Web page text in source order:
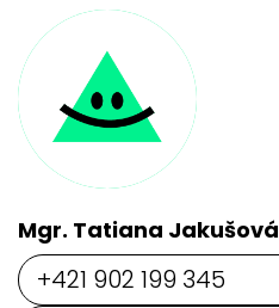
Mgr. Tatiana Jakušová
+421 902 199 345